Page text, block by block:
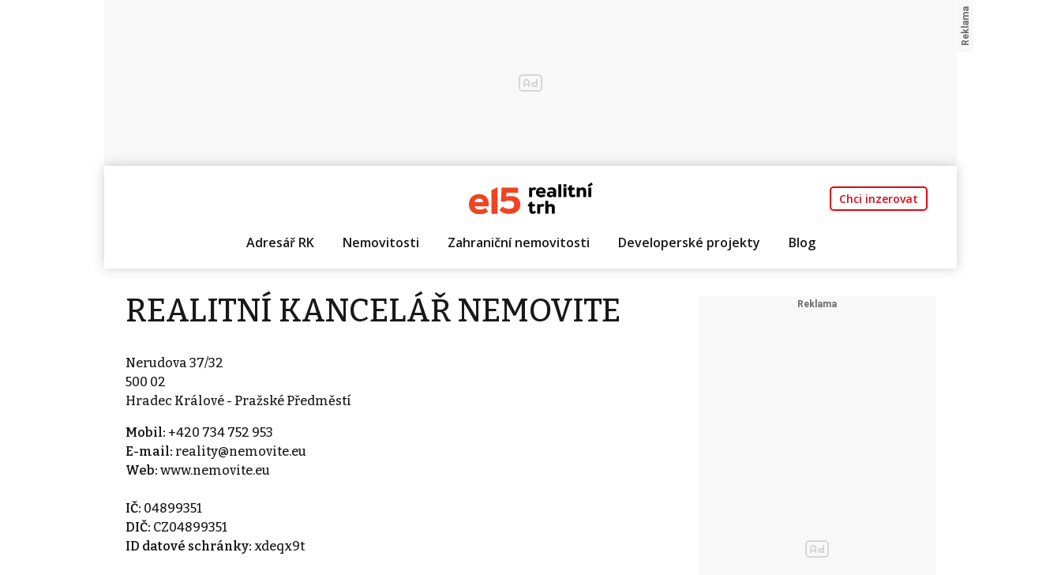
Chci inzerovat
Adresář RK Nemovitosti Zahraniční nemovitosti Developerské projekty Blog
REALITNÍ KANCELÁŘ NEMOVITE
Nerudova 37/32
500 02
Hradec Králové - Pražské Předměstí
Mobil: +420 734 752 953
E-mail: reality@nemovite.eu
Web: www.nemovite.eu
IČ: 04899351
DIČ: CZ04899351
ID datové schránky: xdeqx9t